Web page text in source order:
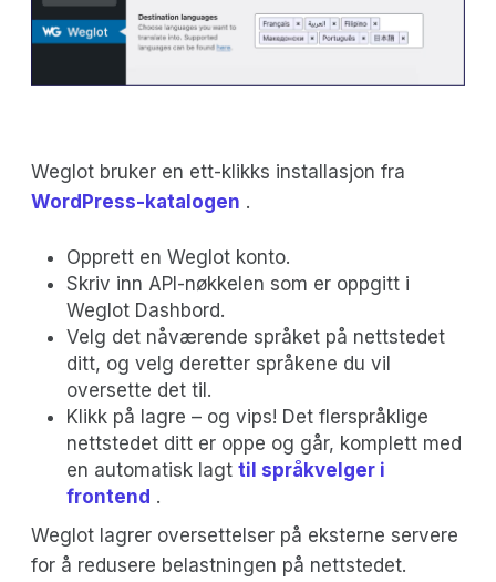
Weglot bruker en ett-klikks installasjon fra
WordPress-katalogen .
Opprett en Weglot konto.
Skriv inn API-nøkkelen som er oppgitt i
Weglot Dashbord.
Velg det nåværende språket på nettstedet
ditt, og velg deretter språkene du vil
oversette det til.
Klikk på lagre – og vips! Det flerspråklige
nettstedet ditt er oppe og går, komplett med
en automatisk lagt til språkvelger i
frontend .
Weglot lagrer oversettelser på eksterne servere
for å redusere belastningen på nettstedet.